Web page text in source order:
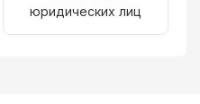
юридических лиц